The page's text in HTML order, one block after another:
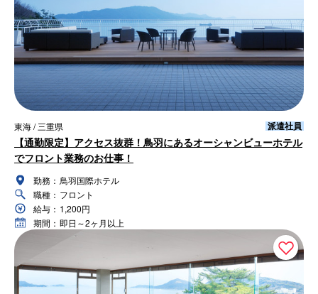
東海 / 三重県 派遣社員
【通勤限定】アクセス抜群！鳥羽にあるオーシャンビューホテル
でフロント業務のお仕事！
勤務： 鳥羽国際ホテル
職種： フロント
給与： 1,200円
期間： 即日～2ヶ月以上